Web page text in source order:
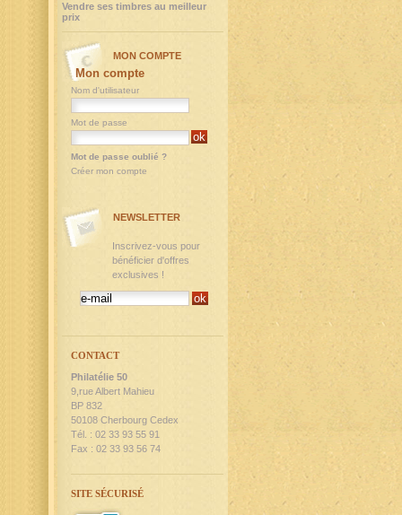
Vendre ses timbres au meilleur
prix
MON COMPTE
Mon compte
Nom d'utilisateur
Mot de passe
Mot de passe oublié ?
Créer mon compte
NEWSLETTER
Inscrivez-vous pour
bénéficier d'offres
exclusives !
CONTACT
Philatélie 50
9,rue Albert Mahieu
BP 832
50108 Cherbourg Cedex
Tél. : 02 33 93 55 91
Fax : 02 33 93 56 74
SITE SÉCURISÉ